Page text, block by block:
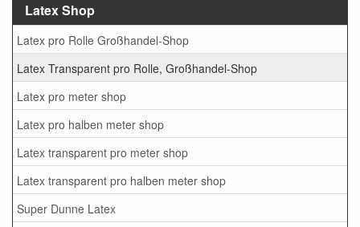
Latex Shop
Latex pro Rolle Großhandel-Shop
Latex Transparent pro Rolle, Großhandel-Shop
Latex pro meter shop
Latex pro halben meter shop
Latex transparent pro meter shop
Latex transparent pro halben meter shop
Super Dunne Latex